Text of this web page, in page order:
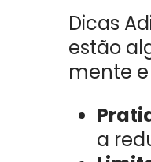
Dicas
estão
mente
a